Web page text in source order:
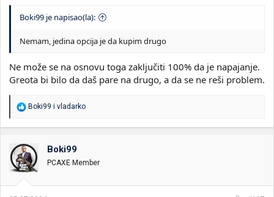
Boki99 je napisao(la):
Nemam, jedina opcija je da kupim drugo
Ne može se na osnovu toga zaključiti 100% da je napajanje.
Greota bi bilo da daš pare na drugo, a da se ne reši problem.
R
o
v
a
n
Boki99 i vladarko
Boki99
PCAXE Member